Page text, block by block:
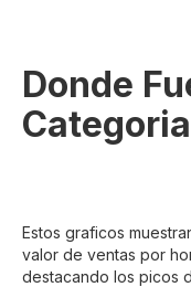
Donde
Estos graficos
valor de ventas por
destacando los picos